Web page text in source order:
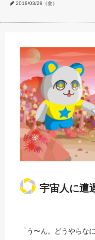
2019/03/29（金）
宇宙人に遭
「う〜ん。どうやらな